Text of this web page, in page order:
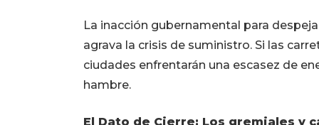
La inacción gubernamental para
agrava la crisis de suministro. Si las
ciudades enfrentarán una escasez de
hambre.
El Dato de Cierre: Los gremiales y